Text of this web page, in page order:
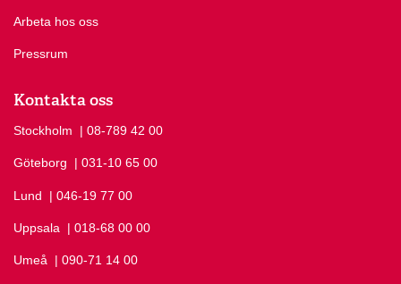
Arbeta hos oss
Pressrum
Kontakta oss
Stockholm Ring Stockholm på
| 08-789 42 00
Göteborg Ring Göteborg på
| 031-10 65 00
Lund Ring Lund på
| 046-19 77 00
Uppsala Ring Uppsala på
| 018-68 00 00
Umeå Ring Umeå på
| 090-71 14 00